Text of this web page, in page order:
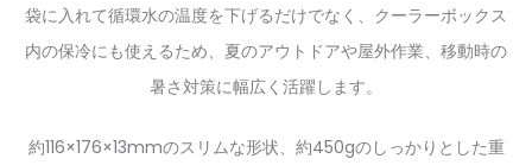
袋に入れて循環水の温度を下げるだけでなく、クーラーボックス
内の保冷にも使えるため、夏のアウトドアや屋外作業、移動時の
暑さ対策に幅広く活躍します。
約116×176×13mmのスリムな形状、約450gのしっかりとした重